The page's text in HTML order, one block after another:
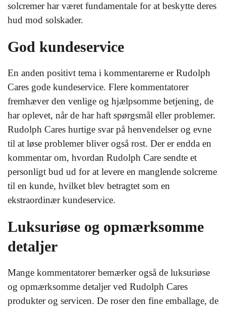
solcremer har været fundamentale for at beskytte deres
hud mod solskader.
God kundeservice
En anden positivt tema i kommentarerne er Rudolph
Cares gode kundeservice. Flere kommentatorer
fremhæver den venlige og hjælpsomme betjening, de
har oplevet, når de har haft spørgsmål eller problemer.
Rudolph Cares hurtige svar på henvendelser og evne
til at løse problemer bliver også rost. Der er endda en
kommentar om, hvordan Rudolph Care sendte et
personligt bud ud for at levere en manglende solcreme
til en kunde, hvilket blev betragtet som en
ekstraordinær kundeservice.
Luksuriøse og opmærksomme
detaljer
Mange kommentatorer bemærker også de luksuriøse
og opmærksomme detaljer ved Rudolph Cares
produkter og servicen. De roser den fine emballage, de